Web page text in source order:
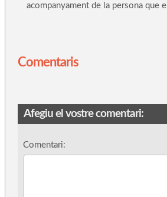
acompanyament de la persona que
Comentaris
Afegiu el vostre comentari:
Comentari: